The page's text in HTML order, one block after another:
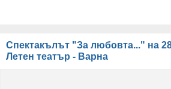
Спектакълът "За любовта..." на
Летен театър - Варна